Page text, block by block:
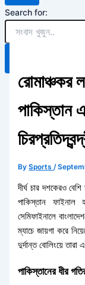
Search for:
রোমাঞ্চকর
পাকিস্তান
BySports/
দীর্ঘ চার দশকেরও
পাকিস্তান ফাইনাল
সেমিফাইনালে
ম্যাচে জায়গা করে
দুর্দান্ত বোলিংয়ে
পাকিস্তানের ধীর